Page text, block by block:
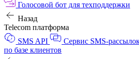
Голосовой бот для техподдержки
Назад
Telecom платформа
SMS API
Сервис SMS-
по базе клиентов